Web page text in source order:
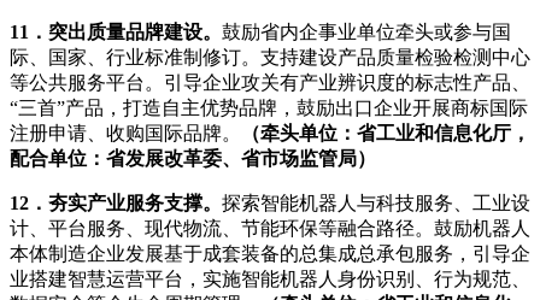
11．突出质量品牌建设。 鼓励省内企事业单位牵头或参与国
际、国家、行业标准制修订。支持建设产品质量检验检测中心
等公共服务平台。引导企业攻关有产业辨识度的标志性产品、
“三首”产品，打造自主优势品牌，鼓励出口企业开展商标国际
注册申请、收购国际品牌。
（牵头单位：省工业和信息化厅，
配合单位：省发展改革委、省市场监管局）
12．夯实产业服务支撑。 探索智能机器人与科技服务、工业设
计、平台服务、现代物流、节能环保等融合路径。鼓励机器人
本体制造企业发展基于成套装备的总集成总承包服务，引导企
业搭建智慧运营平台，实施智能机器人身份识别、行为规范、